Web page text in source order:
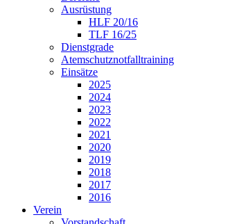
Ausrüstung
HLF 20/16
TLF 16/25
Dienstgrade
Atemschutznotfalltraining
Einsätze
2025
2024
2023
2022
2021
2020
2019
2018
2017
2016
Verein